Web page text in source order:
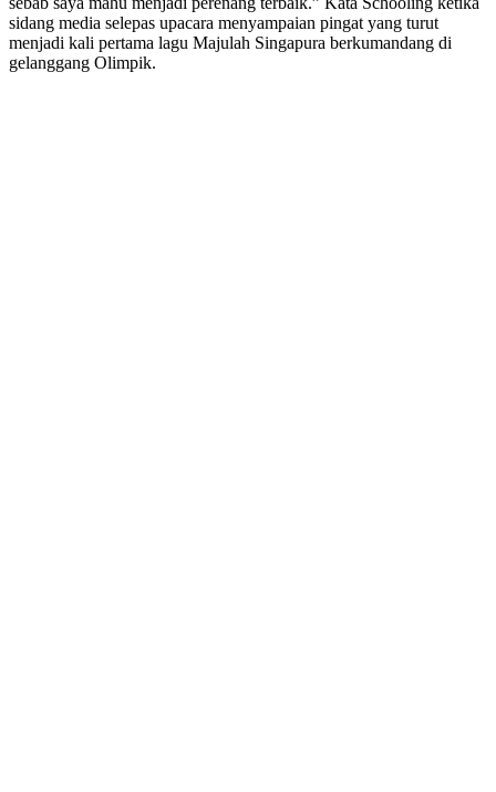
sidang media selepas upacara menyampaian pingat yang turut
menjadi kali pertama lagu Majulah Singapura berkumandang di
gelanggang Olimpik.